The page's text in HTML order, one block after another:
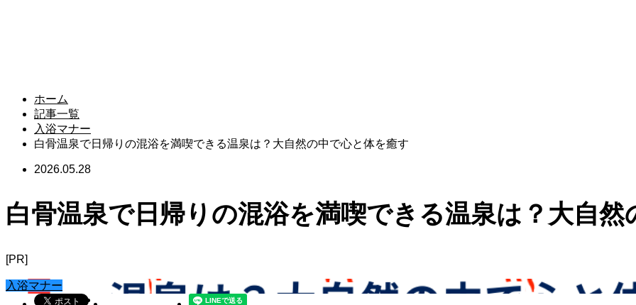
ホーム
記事一覧
入浴マナー
白骨温泉で日帰りの混浴を満喫できる温泉は？大自然の中で心と体を癒す
2026.05.28
白骨温泉で日帰りの混浴を満喫できる温泉は？大自
[PR]
入浴マナー